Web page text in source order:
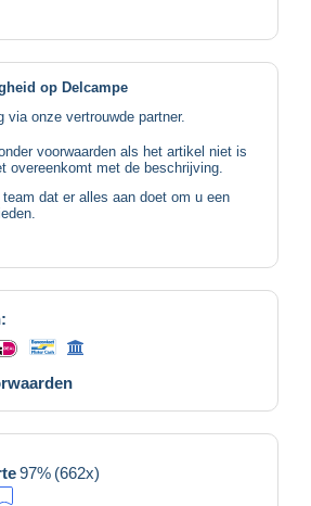
op Delcampe
via onze vertrouwde partner.
voorwaarden als het artikel niet is
overeenkomt met de beschrijving.
dat er alles aan doet om u een
97% (662x)